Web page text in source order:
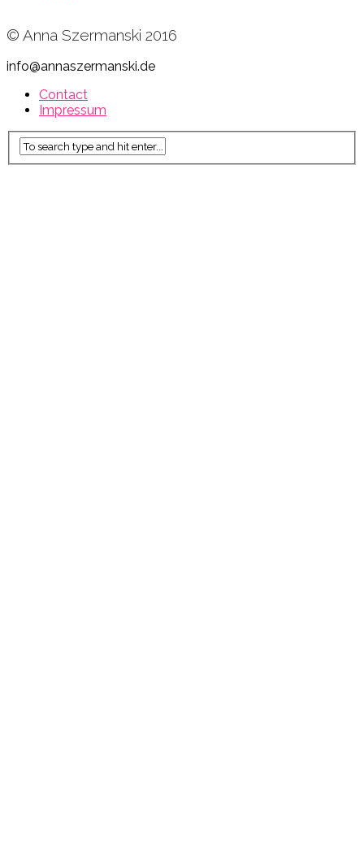
© Anna Szermanski 2016
info@annaszermanski.de
Contact
Impressum